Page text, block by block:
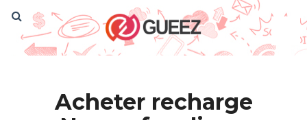
Acheter recharge